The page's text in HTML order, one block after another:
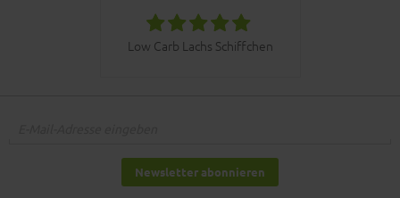
Low Carb Lachs Schiffchen
Newsletter abonnieren